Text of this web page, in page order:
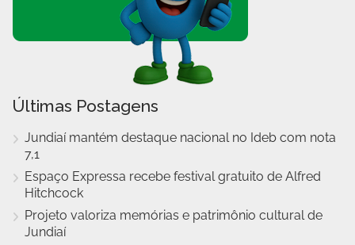
Últimas Postagens
Jundiaí mantém destaque nacional no Ideb com nota
7,1
Espaço Expressa recebe festival gratuito de Alfred
Hitchcock
Projeto valoriza memórias e patrimônio cultural de
Jundiaí